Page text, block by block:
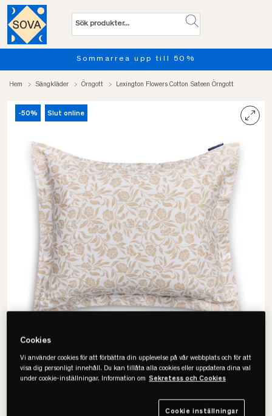
Sommarrea upp till 50%
Hem Sängkläder Örngott Lexington Flowers Cotton Sateen Örngott
-50% Slut online
Cookies
Vi använder cookies för att förbättra din upplevelse på vår webbplats och för att
visa dig personligt innehåll. Du kan tillåta alla cookies eller uppdatera dina val
under cookie-inställningar. Information om Sekretess och Cookies
Cookie inställningar